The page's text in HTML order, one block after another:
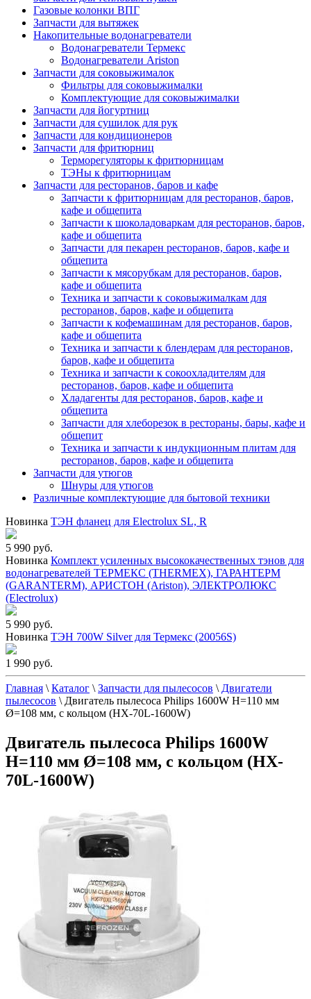
Газовые колонки ВПГ
Запчасти для вытяжек
Накопительные водонагреватели
Водонагреватели Термекс
Водонагреватели Ariston
Запчасти для соковыжималок
Фильтры для соковыжималки
Комплектующие для соковыжималки
Запчасти для йогуртниц
Запчасти для сушилок для рук
Запчасти для кондиционеров
Запчасти для фритюрниц
Терморегуляторы к фритюрницам
ТЭНы к фритюрницам
Запчасти для ресторанов, баров и кафе
Запчасти к фритюрницам для ресторанов, баров,
кафе и общепита
Запчасти к шоколадоваркам для ресторанов, баров,
кафе и общепита
Запчасти для пекарен ресторанов, баров, кафе и
общепита
Запчасти к мясорубкам для ресторанов, баров,
кафе и общепита
Техника и запчасти к соковыжималкам для
ресторанов, баров, кафе и общепита
Запчасти к кофемашинам для ресторанов, баров,
кафе и общепита
Техника и запчасти к блендерам для ресторанов,
баров, кафе и общепита
Техника и запчасти к сокоохладителям для
ресторанов, баров, кафе и общепита
Хладагенты для ресторанов, баров, кафе и
общепита
Запчасти для хлеборезок в рестораны, бары, кафе и
общепит
Техника и запчасти к индукционным плитам для
ресторанов, баров, кафе и общепита
Запчасти для утюгов
Шнуры для утюгов
Различные комплектующие для бытовой техники
Новинка ТЭН фланец для Electrolux SL, R
5 990 руб.
Новинка Комплект усиленных высококачественных тэнов для
водонагревателей ТЕРМЕКС (THERMEX), ГАРАНТЕРМ
(GARANTERM), АРИСТОН (Ariston), ЭЛЕКТРОЛЮКС
(Electrolux)
5 990 руб.
Новинка ТЭН 700W Silver для Термекс (20056S)
1 990 руб.
Главная \ Каталог \ Запчасти для пылесосов \ Двигатели
пылесосов \ Двигатель пылесоса Philips 1600W H=110 мм
Ø=108 мм, с кольцом (HX-70L-1600W)
Двигатель пылесоса Philips 1600W
H=110 мм Ø=108 мм, с кольцом (HX-
70L-1600W)